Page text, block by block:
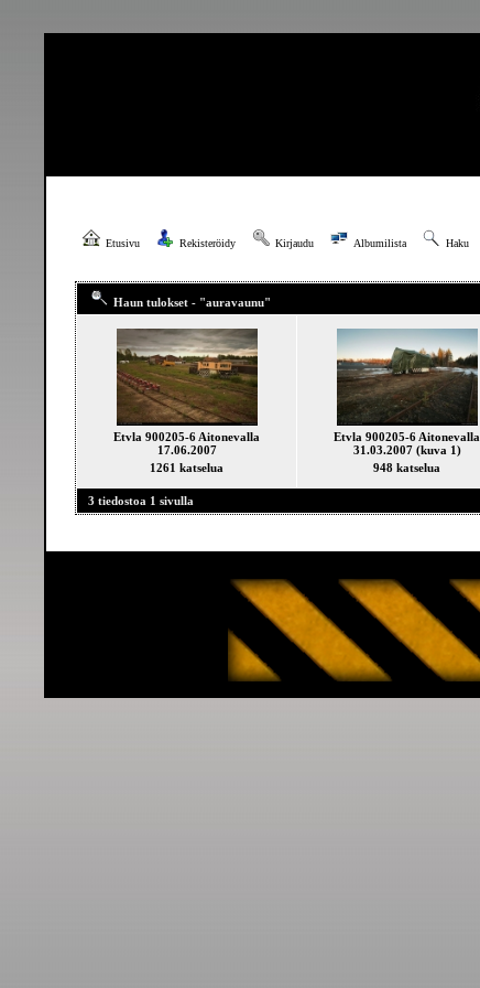
Etusivu Rekisteröidy Kirjaudu Albumilista Haku
Haun tulokset - "auravaunu"
Etvla 900205-6 Aitonevalla
17.06.2007
1261 katselua
Etvla 900205-6 Aitonevalla
31.03.2007 (kuva 1)
948 katselua
3 tiedostoa 1 sivulla